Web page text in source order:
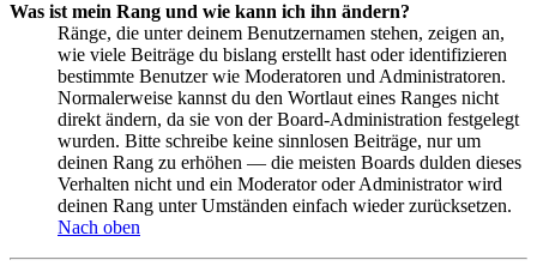
Was ist mein Rang und wie kann ich ihn ändern?
Ränge, die unter deinem Benutzernamen stehen, zeigen an,
wie viele Beiträge du bislang erstellt hast oder identifizieren
bestimmte Benutzer wie Moderatoren und Administratoren.
Normalerweise kannst du den Wortlaut eines Ranges nicht
direkt ändern, da sie von der Board-Administration festgelegt
wurden. Bitte schreibe keine sinnlosen Beiträge, nur um
deinen Rang zu erhöhen — die meisten Boards dulden dieses
Verhalten nicht und ein Moderator oder Administrator wird
deinen Rang unter Umständen einfach wieder zurücksetzen.
Nach oben